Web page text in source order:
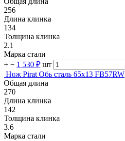
256
Длина клинка
134
Толщина клинка
2.1
Марка стали
+ − 1 530 ₽ шт
Нож Pirat Обь сталь 65х13 FB57RW
Общая длина
270
Длина клинка
142
Толщина клинка
3.6
Марка стали